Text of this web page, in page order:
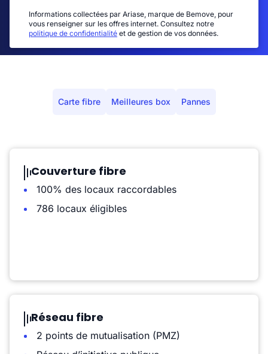
Informations collectées par Ariase, marque de Bemove, pour
vous renseigner sur les offres internet. Consultez notre
politique de confidentialité et de gestion de vos données.
Carte fibre Meilleures box Pannes
Couverture fibre
100% des locaux raccordables
786 locaux éligibles
Réseau fibre
2 points de mutualisation (PMZ)